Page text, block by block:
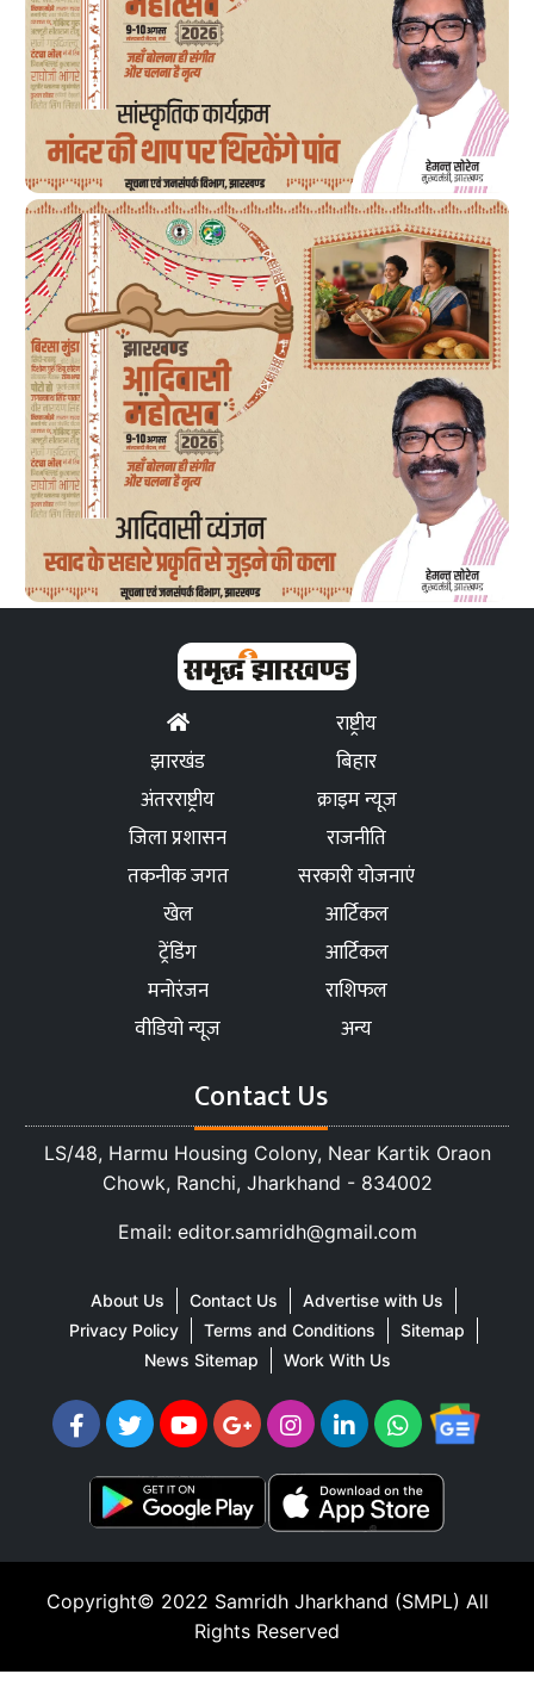
राष्ट्रीय
झारखंड
बिहार
अंतरराष्ट्रीय
क्राइम न्यूज
जिला प्रशासन
राजनीति
तकनीक जगत
सरकारी योजनाएं
खेल
आर्टिकल
ट्रेंडिंग
आर्टिकल
मनोरंजन
राशिफल
वीडियो न्यूज
अन्य
Contact Us
LS/48, Harmu Housing Colony, Near Kartik Oraon
Chowk, Ranchi, Jharkhand - 834002
Email: editor.samridh@gmail.com
About Us Contact Us
Advertise with Us
Privacy Policy
Terms and Conditions
Sitemap
News Sitemap
Work With Us
Copyright© 2022 Samridh Jharkhand (SMPL) All
Rights Reserved